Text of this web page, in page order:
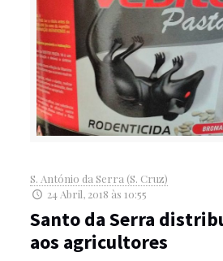
S. António da Serra (S. Cruz)
24 Abril, 2018 às 10:55
Santo da Serra
aos agricultores